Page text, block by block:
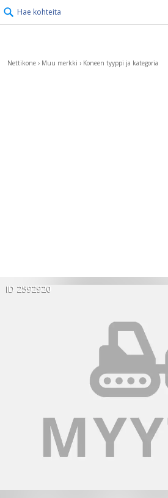
Hae kohteita
Nettikone › Muu merkki › Koneen tyyppi ja kategoria
ID 2592920